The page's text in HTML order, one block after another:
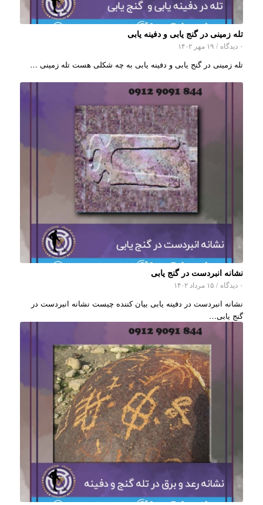
تله زمینی در گنج یابی و دفینه یابی
۰ دیدگاه / ۱۹ مهر ۱۴۰۲
تله زمینی در گنج یابی و دفینه یابی به چه شکلی هست تله زمینی …
نشانه انبردست در گنج یابی
۰ دیدگاه / ۱۵ مرداد ۱۴۰۲
نشانه انبردست در دفینه یابی بیان کننده چیست نشانه انبردست در
گنج یابی…